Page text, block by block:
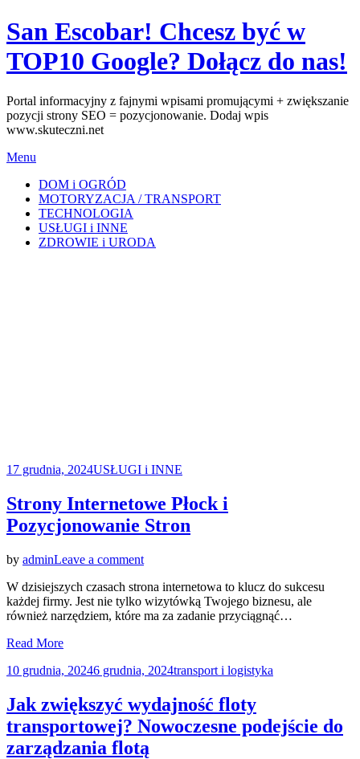
Skip
to
content
San Escobar! Chcesz być w
TOP10 Google? Dołącz do nas!
Portal informacyjny z fajnymi wpisami promującymi + zwiększanie
pozycji strony SEO = pozycjonowanie. Dodaj wpis
www.skuteczni.net
Menu
DOM i OGRÓD
MOTORYZACJA / TRANSPORT
TECHNOLOGIA
USŁUGI i INNE
ZDROWIE i URODA
Posted
17 grudnia, 2024USŁUGI i INNE
Strony Internetowe Płock i
Pozycjonowanie Stron
by adminLeave a commenton
Internetowe
Płock
i
W dzisiejszych czasach strona internetowa to klucz do sukcesu
każdej firmy. Jest nie tylko wizytówką Twojego biznesu, ale
również narzędziem, które ma za zadanie przyciągnąć…
Read More
Posted
10 grudnia, 20246 grudnia, 2024transport i logistyka
Jak zwiększyć wydajność floty
transportowej? Nowoczesne podejście do
zarządzania flotą